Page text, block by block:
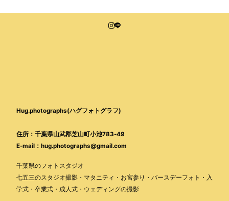
Hug.photographs(ハグフォトグラフ)
住所：千葉県山武郡芝山町小池783-49
E-mail：hug.photographs@gmail.com
千葉県のフォトスタジオ
七五三のスタジオ撮影・マタニティ・お宮参り・バースデーフォト・入
学式・卒業式・成人式・ウェディングの撮影